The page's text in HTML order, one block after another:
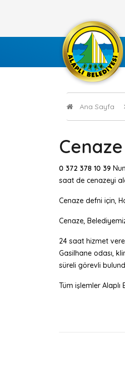
Ana Sayfa
0 372 378 10 39
saat de cenazeyi
Cenaze defni için,
Cenaze,
24 saat hizmet
Gasilhane odası,
süreli görevli
Tüm işlemler